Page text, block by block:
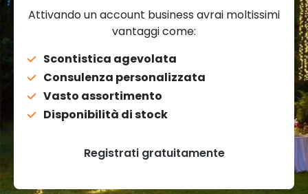
Attivando un account business avrai moltissimi
vantaggi come:
Scontistica agevolata
Consulenza personalizzata
Vasto assortimento
Disponibilità di stock
Registrati gratuitamente